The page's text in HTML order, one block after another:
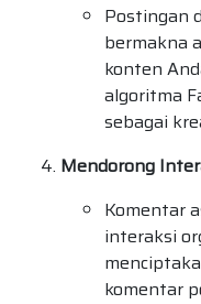
Postingan
bermakna
konten
algoritma
sebagai
Mendorong
Komentar
interaksi
komentar